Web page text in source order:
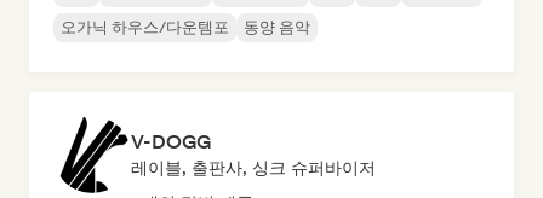
오가닉 하우스/다운템포
동양 음악
V-DOGG
레이블, 출판사, 싱크 슈퍼바이저